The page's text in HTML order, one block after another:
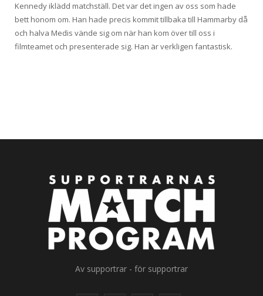
Kennedy iklädd matchställ. Det var det ingen av oss som hade
bett honom om. Han hade precis kommit tillbaka till Hammarby då
och halva Medis vände sig om när han kom över till oss i
filmteamet och presenterade sig. Han är verkligen fantastisk.
Av supportrar - för supportrar